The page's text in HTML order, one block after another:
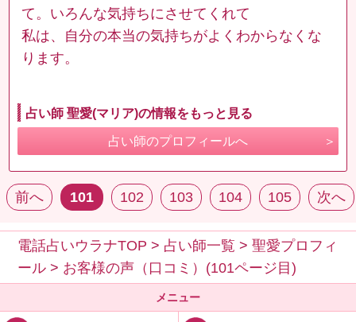
て。いろんな気持ちにさせてくれて
私は、自分の本当の気持ちがよくわからなくな
ります。
占い師 聖愛(マリア)の情報をもっと見る
占い師のプロフィールへ
前へ 101 102 103 104 105 次へ
電話占いウラナTOP > 占い師一覧 >聖愛プロフィ
ール > お客様の声（口コミ）(101ページ目)
メニュー